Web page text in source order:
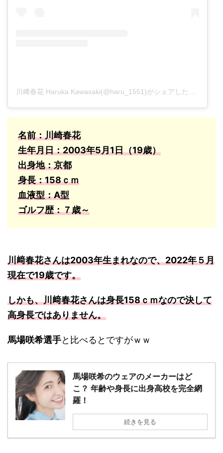
名前：川崎春花
生年月日：2003年5月1日（19歳）
出身地：京都
身長：158ｃｍ
血液型：A型
ゴルフ歴：７歳～
川﨑春花さんは2003年生まれなので、2022年５月
現在で19歳です。
しかも、川﨑春花さんは身長158ｃｍなので決して
高身長ではありません。
馬場咲希選手と比べるとですがｗｗ
馬場咲希のウェアのメーカーはど
こ？ 年齢や身長に出身高校を完全網
羅！
続きを見る